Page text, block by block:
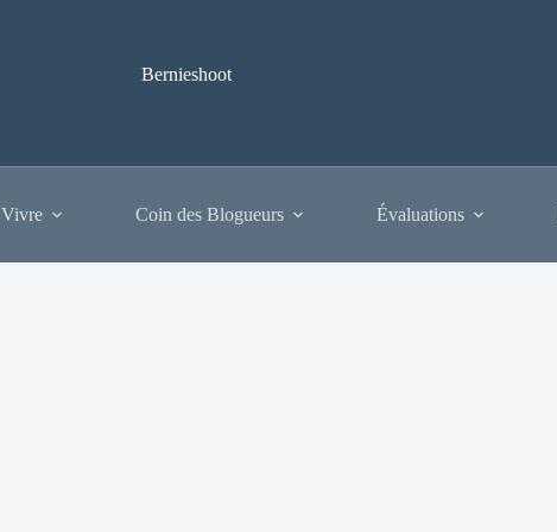
Bernieshoot
Coin des Blogueurs Évaluations